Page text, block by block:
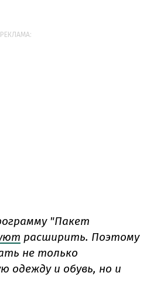
РЕКЛАМА:
"Пакет
расширить. Поэтому
не только
одежду и обувь, но и